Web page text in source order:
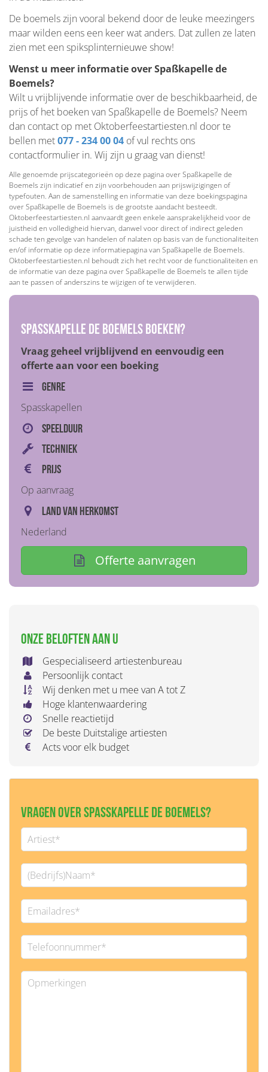
De boemels zijn vooral bekend door de leuke meezingers
maar wilden eens een keer wat anders. Dat zullen ze laten
zien met een spiksplinternieuwe show!
Wenst u meer informatie over Spaßkapelle de
Boemels?
Wilt u vrijblijvende informatie over de beschikbaarheid, de
prijs of het boeken van Spaßkapelle de Boemels? Neem
dan contact op met Oktoberfeestartiesten.nl door te
bellen met077 - 234 00 04 of vul rechts ons
contactformulier in. Wij zijn u graag van dienst!
Alle genoemde prijscategorieën op deze pagina over Spaßkapelle de
Boemels zijn indicatief en zijn voorbehouden aan prijswijzigingen of
typefouten. Aan de samenstelling en informatie van deze boekingspagina
over Spaßkapelle de Boemels is de grootste aandacht besteedt.
Oktoberfeestartiesten.nl aanvaardt geen enkele aansprakelijkheid voor de
juistheid en volledigheid hiervan, danwel voor direct of indirect geleden
schade ten gevolge van handelen of nalaten op basis van de functionaliteiten
en/of informatie op deze informatiepagina van Spaßkapelle de Boemels.
Oktoberfeestartiesten.nl behoudt zich het recht voor de functionaliteiten en
de informatie van deze pagina over Spaßkapelle de Boemels te allen tijde
aan te passen of anderszins te wijzigen of te verwijderen.
Spaßkapelle de Boemels boeken?
Vraag geheel vrijblijvend en eenvoudig een
offerte aan voor een boeking
Genre
Spasskapellen
Speelduur
Techniek
Prijs
Op aanvraag
Land van herkomst
Nederland
Offerte aanvragen
Onze beloften aan u
Gespecialiseerd artiestenbureau
Persoonlijk contact
Wij denken met u mee van A tot Z
Hoge klantenwaardering
Snelle reactietijd
De beste Duitstalige artiesten
Acts voor elk budget
Vragen over Spaßkapelle de Boemels?